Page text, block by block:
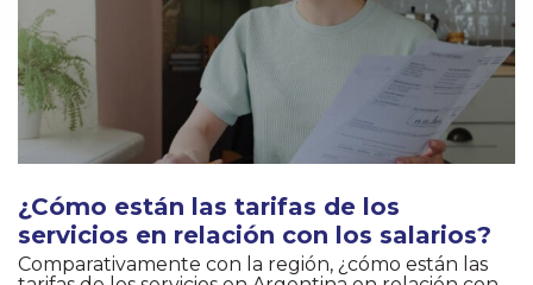
¿Cómo están las tarifas de los
servicios en relación con los salarios?
Comparativamente con la región, ¿cómo están las